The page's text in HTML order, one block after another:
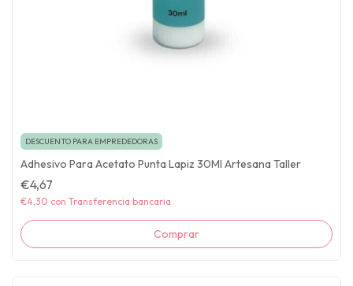
DESCUENTO PARA EMPREDEDORAS
Adhesivo Para Acetato Punta Lapiz 30Ml Artesana Taller
€4,67
€4,30 con Transferencia bancaria